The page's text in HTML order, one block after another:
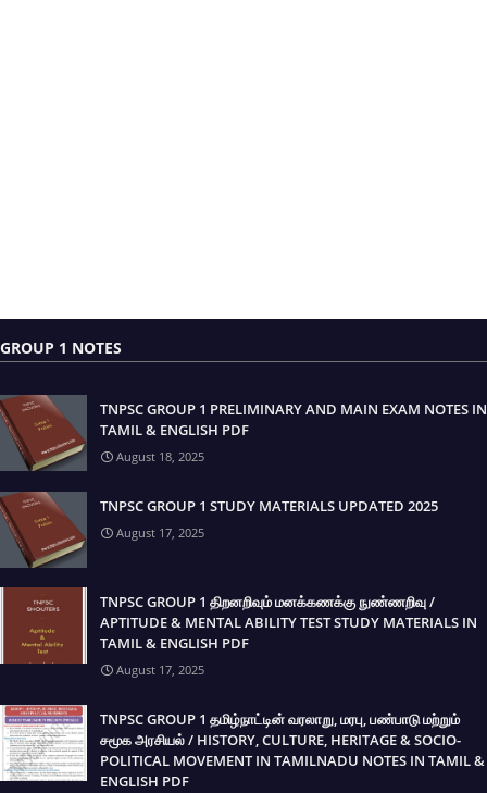
GROUP 1 NOTES
TNPSC GROUP 1 PRELIMINARY AND MAIN EXAM NOTES IN
TAMIL & ENGLISH PDF
August 18, 2025
TNPSC GROUP 1 STUDY MATERIALS UPDATED 2025
August 17, 2025
TNPSC GROUP 1 திறனறிவும் மனக்கணக்கு நுண்ணறிவு /
APTITUDE & MENTAL ABILITY TEST STUDY MATERIALS IN
TAMIL & ENGLISH PDF
August 17, 2025
TNPSC GROUP 1 தமிழ்நாட்டின் வரலாறு, மரபு, பண்பாடு மற்றும்
சமூக அரசியல் / HISTORY, CULTURE, HERITAGE & SOCIO-
POLITICAL MOVEMENT IN TAMILNADU NOTES IN TAMIL &
ENGLISH PDF